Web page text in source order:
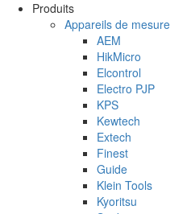
Aller au contenu principal
Produits
Appareils de mesure
AEM
HikMicro
Elcontrol
Electro PJP
KPS
Kewtech
Extech
Finest
Guide
Klein Tools
Kyoritsu